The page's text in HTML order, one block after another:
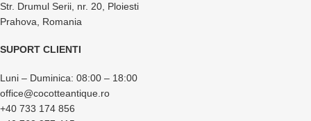
Str. Drumul Serii, nr. 20, Ploiesti
Prahova, Romania
SUPORT CLIENTI
Luni – Duminica: 08:00 – 18:00
office@cocotteantique.ro
+40 733 174 856